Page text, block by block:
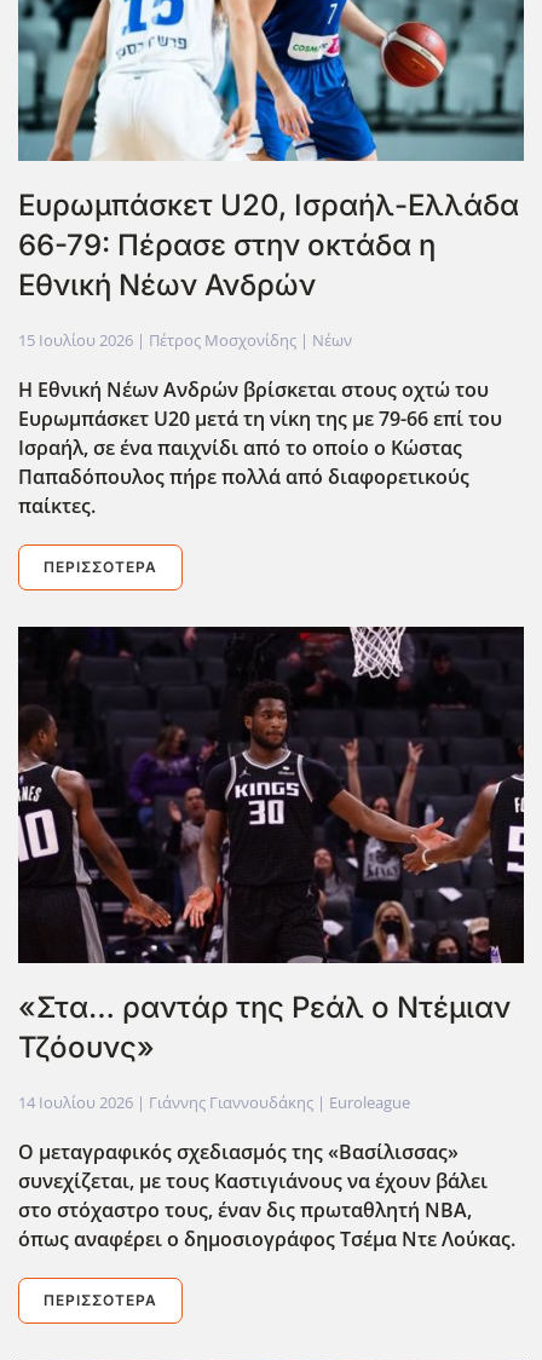
Ευρωμπάσκετ U20, Ισραήλ-Ελλάδα
66-79: Πέρασε στην οκτάδα η
Εθνική Νέων Ανδρών
15 Ιουλίου 2026 | Πέτρος Μοσχονίδης | Νέων
Η Εθνική Νέων Ανδρών βρίσκεται στους οχτώ του
Ευρωμπάσκετ U20 μετά τη νίκη της με 79-66 επί του
Ισραήλ, σε ένα παιχνίδι από το οποίο ο Κώστας
Παπαδόπουλος πήρε πολλά από διαφορετικούς
παίκτες.
ΠΕΡΙΣΣΌΤΕΡΑ
«Στα… ραντάρ της Ρεάλ ο Ντέμιαν
Τζόουνς»
14 Ιουλίου 2026 | Γιάννης Γιαννουδάκης | Euroleague
Ο μεταγραφικός σχεδιασμός της «Βασίλισσας»
συνεχίζεται, με τους Καστιγιάνους να έχουν βάλει
στο στόχαστρο τους, έναν δις πρωταθλητή ΝΒΑ,
όπως αναφέρει ο δημοσιογράφος Τσέμα Ντε Λούκας.
ΠΕΡΙΣΣΌΤΕΡΑ